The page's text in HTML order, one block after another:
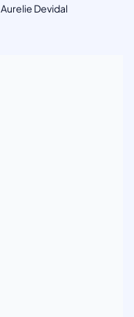
Aurelie Devidal